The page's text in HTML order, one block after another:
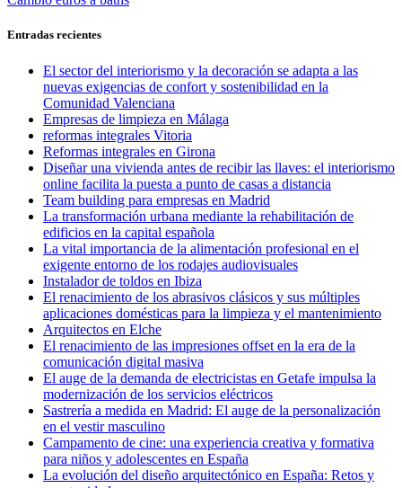
de
entradas
Entradas recientes
El sector del interiorismo y la decoración se adapta a las
nuevas exigencias de confort y sostenibilidad en la
Comunidad Valenciana
Empresas de limpieza en Málaga
reformas integrales Vitoria
Reformas integrales en Girona
Diseñar una vivienda antes de recibir las llaves: el interiorismo
online facilita la puesta a punto de casas a distancia
Team building para empresas en Madrid
La transformación urbana mediante la rehabilitación de
edificios en la capital española
La vital importancia de la alimentación profesional en el
exigente entorno de los rodajes audiovisuales
Instalador de toldos en Ibiza
El renacimiento de los abrasivos clásicos y sus múltiples
aplicaciones domésticas para la limpieza y el mantenimiento
Arquitectos en Elche
El renacimiento de las impresiones offset en la era de la
comunicación digital masiva
El auge de la demanda de electricistas en Getafe impulsa la
modernización de los servicios eléctricos
Sastrería a medida en Madrid: El auge de la personalización
en el vestir masculino
Campamento de cine: una experiencia creativa y formativa
para niños y adolescentes en España
La evolución del diseño arquitectónico en España: Retos y